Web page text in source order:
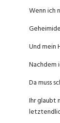
Wenn ich
Und mein
Nachdem
Da muss
Ihr glaubt